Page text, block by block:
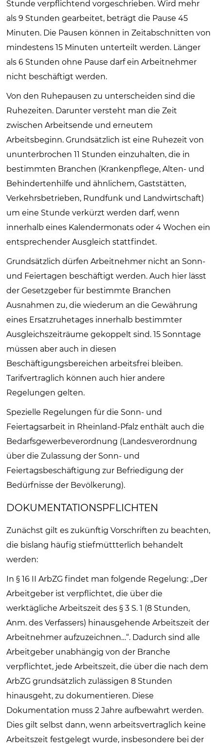
Stunde verpflichtend vorgeschrieben. Wird mehr
als 9 Stunden gearbeitet, beträgt die Pause 45
Minuten. Die Pausen können in Zeitabschnitten von
mindestens 15 Minuten unterteilt werden. Länger
als 6 Stunden ohne Pause darf ein Arbeitnehmer
nicht beschäftigt werden.
Von den Ruhepausen zu unterscheiden sind die
Ruhezeiten. Darunter versteht man die Zeit
zwischen Arbeitsende und erneutem
Arbeitsbeginn. Grundsätzlich ist eine Ruhezeit von
ununterbrochen 11 Stunden einzuhalten, die in
bestimmten Branchen (Krankenpflege, Alten- und
Behindertenhilfe und ähnlichem, Gaststätten,
Verkehrsbetrieben, Rundfunk und Landwirtschaft)
um eine Stunde verkürzt werden darf, wenn
innerhalb eines Kalendermonats oder 4 Wochen ein
entsprechender Ausgleich stattfindet.
Grundsätzlich dürfen Arbeitnehmer nicht an Sonn-
und Feiertagen beschäftigt werden. Auch hier lässt
der Gesetzgeber für bestimmte Branchen
Ausnahmen zu, die wiederum an die Gewährung
eines Ersatzruhetages innerhalb bestimmter
Ausgleichszeiträume gekoppelt sind. 15 Sonntage
müssen aber auch in diesen
Beschäftigungsbereichen arbeitsfrei bleiben.
Tarifvertraglich können auch hier andere
Regelungen gelten.
Spezielle Regelungen für die Sonn- und
Feiertagsarbeit in Rheinland-Pfalz enthält auch die
Bedarfsgewerbeverordnung (Landesverordnung
über die Zulassung der Sonn- und
Feiertagsbeschäftigung zur Befriedigung der
Bedürfnisse der Bevölkerung).
DOKUMENTATIONSPFLICHTEN
Zunächst gilt es zukünftig Vorschriften zu beachten,
die bislang häufig stiefmüttterlich behandelt
werden:
In § 16 II ArbZG findet man folgende Regelung: „Der
Arbeitgeber ist verpflichtet, die über die
werktägliche Arbeitszeit des § 3 S. 1 (8 Stunden,
Anm. des Verfassers) hinausgehende Arbeitszeit der
Arbeitnehmer aufzuzeichnen…“. Dadurch sind alle
Arbeitgeber unabhängig von der Branche
verpflichtet, jede Arbeitszeit, die über die nach dem
ArbZG grundsätzlich zulässigen 8 Stunden
hinausgeht, zu dokumentieren. Diese
Dokumentation muss 2 Jahre aufbewahrt werden.
Dies gilt selbst dann, wenn arbeitsvertraglich keine
Arbeitszeit festgelegt wurde, insbesondere bei der